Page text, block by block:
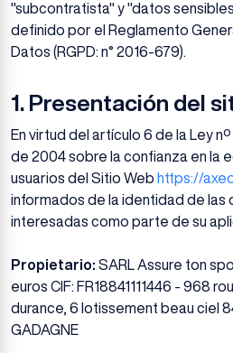
"subcontratista" y "datos
definido por el Reglamento
Datos (RGPD: n° 2016-679).
1. Presentación del
En virtud del artículo 6 de la Ley
de 2004 sobre la confianza en la
usuarios del Sitio Web https://
informados de la identidad de las
interesadas como parte de su
Propietario: SARL Assure ton
euros CIF: FR18841111446 - 968
durance, 6 lotissement beau ciel
GADAGNE